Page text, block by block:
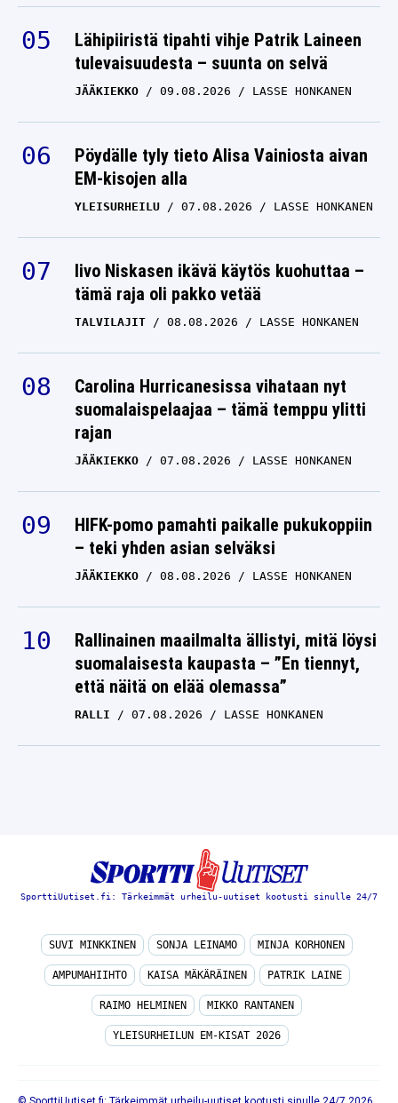
Lähipiiristä tipahti vihje Patrik Laineen
tulevaisuudesta – suunta on selvä
JÄÄKIEKKO 09.08.2026 LASSE HONKANEN
Pöydälle tyly tieto Alisa Vainiosta aivan
EM-kisojen alla
YLEISURHEILU 07.08.2026 LASSE HONKANEN
Iivo Niskasen ikävä käytös kuohuttaa –
tämä raja oli pakko vetää
TALVILAJIT 08.08.2026 LASSE HONKANEN
Carolina Hurricanesissa vihataan nyt
suomalaispelaajaa – tämä temppu ylitti
rajan
JÄÄKIEKKO 07.08.2026 LASSE HONKANEN
HIFK-pomo pamahti paikalle pukukoppiin
– teki yhden asian selväksi
JÄÄKIEKKO 08.08.2026 LASSE HONKANEN
Rallinainen maailmalta ällistyi, mitä löysi
suomalaisesta kaupasta – ”En tiennyt,
että näitä on elää olemassa”
RALLI 07.08.2026 LASSE HONKANEN
SporttiUutiset.fi: Tärkeimmät urheilu-uutiset kootusti sinulle 24/7
SUVI MINKKINEN SONJA LEINAMO MINJA KORHONEN
AMPUMAHIIHTO KAISA MÄKÄRÄINEN PATRIK LAINE
RAIMO HELMINEN MIKKO RANTANEN
YLEISURHEILUN EM-KISAT 2026